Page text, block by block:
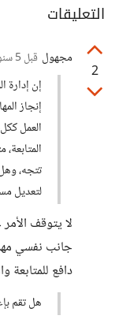
التعليقات
2
مجهول قبل 5 سنوات
إن إدارة
إنجاز
العمل
تتجه،
لتعديل
لا يتوقف
جانب نفسي
دافع للمتابعة
هل تقم